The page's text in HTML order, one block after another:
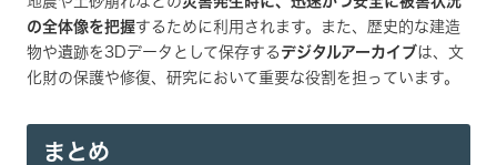
の全体像を把握するために利用されます。また、歴史的な建造
物や遺跡を3Dデータとして保存する デジタルアーカイブは、文
化財の保護や修復、研究において重要な役割を担っています。
まとめ